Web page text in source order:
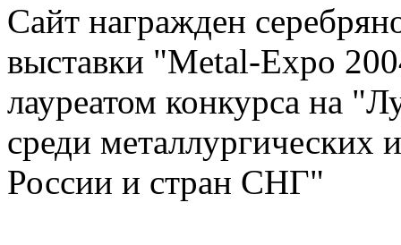
Сайт награжден
выставки "Metal-Expo
лауреатом конкурса на
среди металлургических
России и стран СНГ"